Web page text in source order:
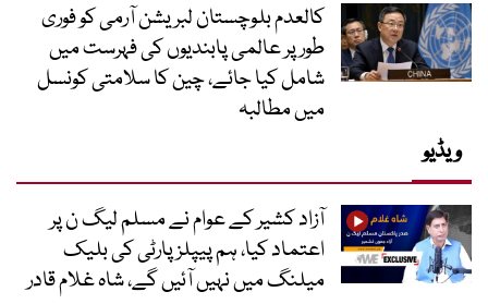
کالعدم بلوچستان لبریشن آرمی کو فوری
طور پر عالمی پابندیوں کی فہرست میں
شامل کیا جائے، چین کا سلامتی کونسل
میں مطالبہ
ویڈیو
آزاد کشیر کے عوام نے مسلم لیگ ن پر
اعتماد کیا، ہم پیپلز پارٹی کی بلیک
میلنگ میں نہیں آئیں گے، شاہ غلام قادر